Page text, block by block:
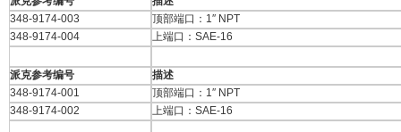
348-9174-003
顶部端口：1″ NPT
348-9174-004
上端口：SAE-16
派克参考编号
描述
348-9174-001
顶部端口：1″ NPT
348-9174-002
上端口：SAE-16